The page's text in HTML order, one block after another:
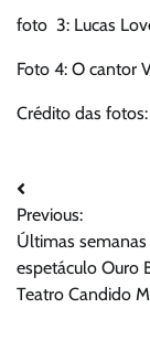
foto 3: Lucas
Foto 4: O cantor
Crédito das
Navegação
de
Post
Previous:
Últimas
espetáculo Ouro
Teatro Candido